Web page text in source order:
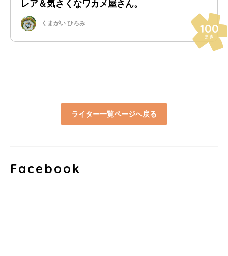
100
まき
レア＆気さくなワカメ屋さん。
くまがい ひろみ
ライター一覧ページへ戻る
Facebook